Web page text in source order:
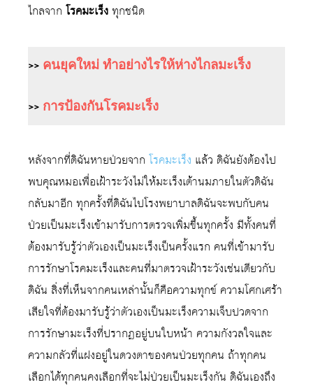
ไกลจาก โรคมะเร็งทุกชนิด
>> คนยุคใหม่ ทำอย่างไรให้ห่างไกลมะเร็ง
>> การป้องกันโรคมะเร็ง
หลังจากที่ดิฉันหายป่วยจาก โรคมะเร็ง แล้ว ดิฉันยังต้องไป
พบคุณหมอเพื่อเฝ้าระวังไม่ให้มะเร็งเต้านมภายในตัวดิฉัน
กลับมาอีก ทุกครั้งที่ดิฉันไปโรงพยาบาลดิฉันจะพบกับคน
ป่วยเป็นมะเร็งเข้ามารับการตรวจเพิ่มขึ้นทุกครั้ง มีทั้งคนที่
ต้องมารับรู้ว่าตัวเองเป็นมะเร็งเป็นครั้งแรก คนที่เข้ามารับ
การรักษาโรคมะเร็งและคนที่มาตรวจเฝ้าระวังเช่นเดียวกับ
ดิฉัน สิ่งที่เห็นจากคนเหล่านั้นก็คือความทุกข์ ความโศกเศร้า
เสียใจที่ต้องมารับรู้ว่าตัวเองเป็นมะเร็งความเจ็บปวดจาก
การรักษามะเร็งที่ปรากฏอยู่บนใบหน้า ความกังวลใจและ
ความกลัวที่แฝงอยู่ในดวงตาของคนป่วยทุกคน ถ้าทุกคน
เลือกได้ทุกคนคงเลือกที่จะไม่ป่วยเป็นมะเร็งกัน ดิฉันเองถึง